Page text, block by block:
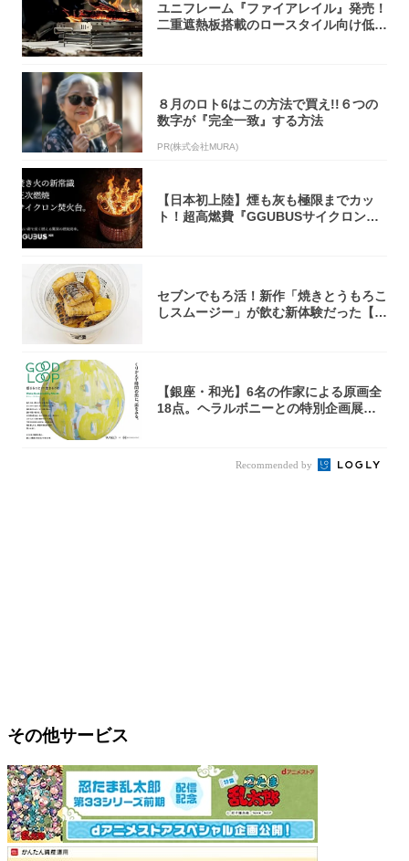
ユニフレーム『ファイアレイル』発売！
二重遮熱板搭載のロースタイル向け低型
８月のロト6はこの方法で買え!!６つの
数字が『完全一致』する方法
PR(株式会社MURA)
【日本初上陸】煙も灰も極限までカッ
ト！超高燃費『GGUBUSサイクロン焚
セブンでもろ活！新作「焼きとうもろこ
しスムージー」が飲む新体験だった【東
【銀座・和光】6名の作家による原画全
18点。ヘラルボニーとの特別企画展「G
Recommended by
その他サービス